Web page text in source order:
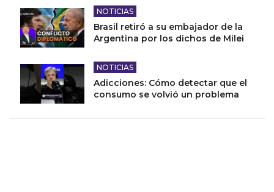
NOTICIAS
Brasil retiró a su embajador de la
Argentina por los dichos de Milei
NOTICIAS
Adicciones: Cómo detectar que el
consumo se volvió un problema